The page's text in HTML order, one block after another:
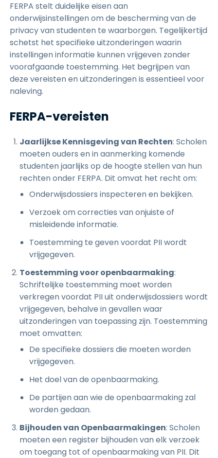
FERPA stelt duidelijke eisen aan
onderwijsinstellingen om de bescherming van de
privacy van studenten te waarborgen. Tegelijkertijd
schetst het specifieke uitzonderingen waarin
instellingen informatie kunnen vrijgeven zonder
voorafgaande toestemming. Het begrijpen van
deze vereisten en uitzonderingen is essentieel voor
naleving.
FERPA-vereisten
Jaarlijkse Kennisgeving van Rechten: Scholen
moeten ouders en in aanmerking komende
studenten jaarlijks op de hoogte stellen van hun
rechten onder FERPA. Dit omvat het recht om:
Onderwijsdossiers inspecteren en bekijken.
Verzoek om correcties van onjuiste of
misleidende informatie.
Toestemming te geven voordat PII wordt
vrijgegeven.
Toestemming voor openbaarmaking:
Schriftelijke toestemming moet worden
verkregen voordat PII uit onderwijsdossiers wordt
vrijgegeven, behalve in gevallen waar
uitzonderingen van toepassing zijn. Toestemming
moet omvatten:
De specifieke dossiers die moeten worden
vrijgegeven.
Het doel van de openbaarmaking.
De partijen aan wie de openbaarmaking zal
worden gedaan.
Bijhouden van Openbaarmakingen: Scholen
moeten een register bijhouden van elk verzoek
om toegang tot of openbaarmaking van PII. Dit